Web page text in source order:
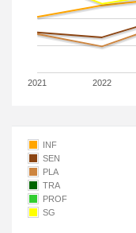
2021 2022
INF
SEN
PLA
TRA
PROF
SG